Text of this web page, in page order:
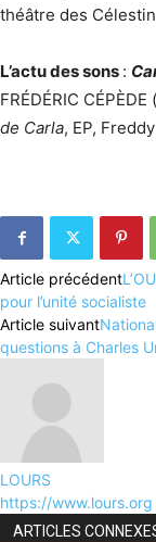
théâtre des
L’actu des sons :
FRÉDÉRIC
de Carla, EP,
Article précédent
pour l’unité socialiste
Article suivant
questions à Charles
LOURS
https://www.lours.org
ARTICLES